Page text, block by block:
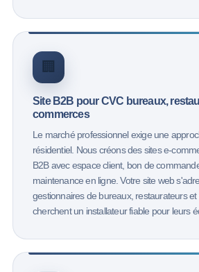
🏢
Site B2B pour CVC bureaux,
commerces
Le marché professionnel exige une
résidentiel. Nous créons des sites e-
B2B avec espace client, bon de
maintenance en ligne. Votre site web
gestionnaires de bureaux, restaurateurs
cherchent un installateur fiable pour leurs